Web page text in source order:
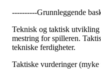
----------Grunnleggende
Teknisk og taktisk utvikling
mestring for spilleren.
tekniske ferdigheter.
Taktiske vurderinger (myke